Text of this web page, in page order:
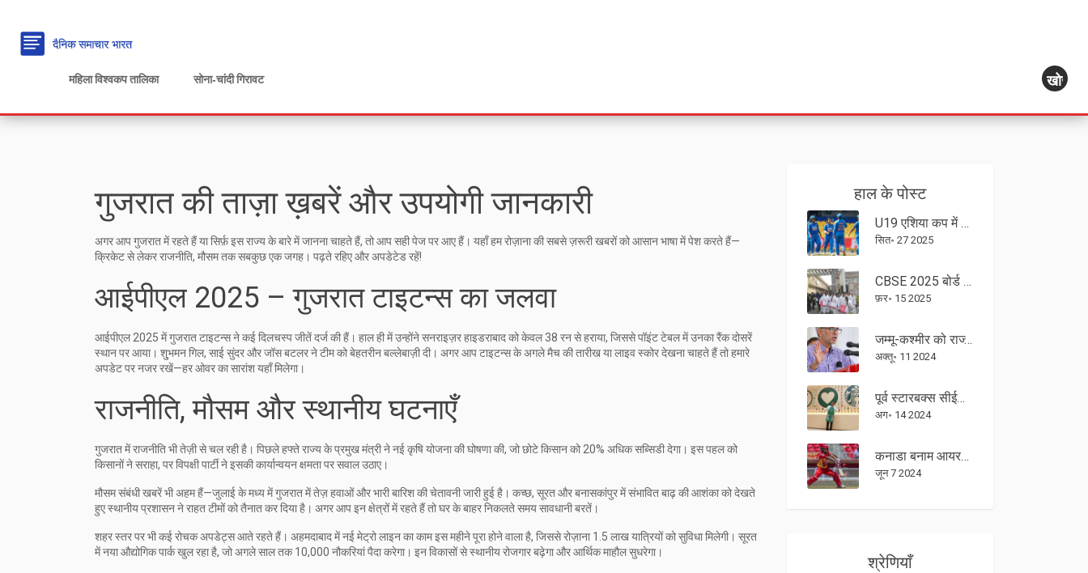
महिला विश्वकप तालिका सोना‑चांदी गिरावट खोज
गुजरात की ताज़ा ख़बरें और उपयोगी जानकारी
अगर आप गुजरात में रहते हैं या सिर्फ़ इस राज्य के बारे में जानना चाहते हैं, तो आप सही पेज पर आए हैं। यहाँ हम रोज़ाना की सबसे ज़रूरी खबरों को आसान भाषा में पेश करते हैं—
क्रिकेट से लेकर राजनीति, मौसम तक सबकुछ एक जगह। पढ़ते रहिए और अपडेटेड रहें!
आईपीएल 2025 – गुजरात टाइटन्स का जलवा
आईपीएल 2025 में गुजरात टाइटन्स ने कई दिलचस्प जीतें दर्ज की हैं। हाल ही में उन्होंने सनराइज़र हाइडराबाद को केवल 38 रन से हराया, जिससे पॉइंट टेबल में उनका रैंक दोसरें
स्थान पर आया। शु्भमन गिल, साई सुंदर और जॉस बटलर ने टीम को बेहतरीन बल्लेबाज़ी दी। अगर आप टाइटन्स के अगले मैच की तारीख या लाइव स्कोर देखना चाहते हैं तो हमारे
अपडेट पर नजर रखें—हर ओवर का सारांश यहाँ मिलेगा।
राजनीति, मौसम और स्थानीय घटनाएँ
गुजरात में राजनीति भी तेज़ी से चल रही है। पिछले हफ्ते राज्य के प्रमुख मंत्री ने नई कृषि योजना की घोषणा की, जो छोटे किसान को 20% अधिक सब्सिडी देगा। इस पहल को
किसानों ने सराहा, पर विपक्षी पार्टी ने इसकी कार्यान्वयन क्षमता पर सवाल उठाए।
मौसम संबंधी खबरें भी अहम हैं—जुलाई के मध्य में गुजरात में तेज़ हवाओं और भारी बारिश की चेतावनी जारी हुई है। कच्छ, सूरत और बनासकांपुर में संभावित बाढ़ की आशंका को देखते
हुए स्थानीय प्रशासन ने राहत टीमों को तैनात कर दिया है। अगर आप इन क्षेत्रों में रहते हैं तो घर के बाहर निकलते समय सावधानी बरतें।
शहर स्तर पर भी कई रोचक अपडेट्स आते रहते हैं। अहमदाबाद में नई मेट्रो लाइन का काम इस महीने पूरा होने वाला है, जिससे रोज़ाना 1.5 लाख यात्रियों को सुविधा मिलेगी। सूरत
में नया औद्योगिक पार्क खुल रहा है, जो अगले साल तक 10,000 नौकरियां पैदा करेगा। इन विकासों से स्थानीय रोजगार बढ़ेगा और आर्थिक माहौल सुधरेगा।
हाल के पोस्ट
U19 एशिया कप में भारत बनाम श्रीलंका अर्धफ़ाइनल: रोमांचक मुकाबले की झलक
सित॰ 27 2025
CBSE 2025 बोर्ड परीक्षा: कक्षा 10 और कक्षा 12 के लिए एक चुनौतीपूर्ण आरंभ
फ़र॰ 15 2025
जम्मू-कश्मीर को राज्य का दर्जा बहाल करने की मांग: उमर अब्दुल्ला का आह्वान
अक्तू॰ 11 2024
पूर्व स्टारबक्स सीईओ लक्ष्मण नरसिम्हन की वायरल पोस्ट में काम-जीवन सन्तुलन पर जोर; नए सीईओ ब्रायन निकोल की प्रतिक्रिया
अग॰ 14 2024
कनाडा बनाम आयरलैंड T20 वर्ल्ड कप 2024 लाइव स्कोर: न्यूयॉर्क की पिच पर कड़े मुकाबले में दोनों टीमें देखेंगी पॉइंट्स की ओर
जून 7 2024
श्रेणियाँ